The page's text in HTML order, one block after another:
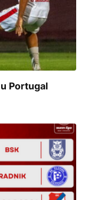
Portugal